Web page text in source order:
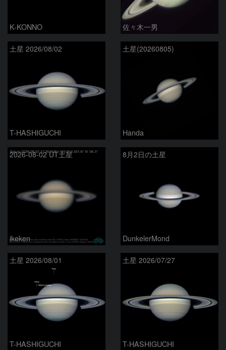
K-KONNO 佐々木一男
土星 2026/08/02
T-HASHIGUCHI
土星(20260805)
Handa
2026-08-02 UT土星
ikeken
8月2日の土星
DunkelerMond
土星 2026/08/01
T-HASHIGUCHI
土星 2026/07/27
T-HASHIGUCHI